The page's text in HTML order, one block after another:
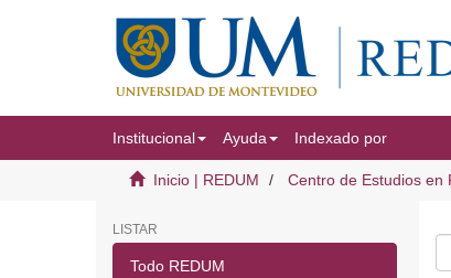
Institucional Ayuda Indexado por
Inicio | REDUM Centro de Estudios en
LISTAR
Todo REDUM